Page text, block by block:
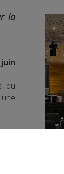
la
du
de